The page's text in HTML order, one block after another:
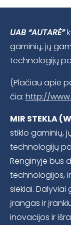
UAB “AUTARĖ”
gaminių, jų
technologijų
(Plačiau apie
čia: http://
MIR STEKLA
stiklo gaminių,
technologijų
Renginyje bus
technologijos,
siekiai.
įrangas ir
inovacijos ir